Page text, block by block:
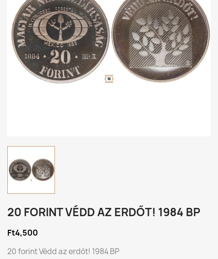
20 FORINT VÉDD AZ ERDŐT! 1984 BP
Ft4,500
20 forint Védd az erdőt! 1984 BP